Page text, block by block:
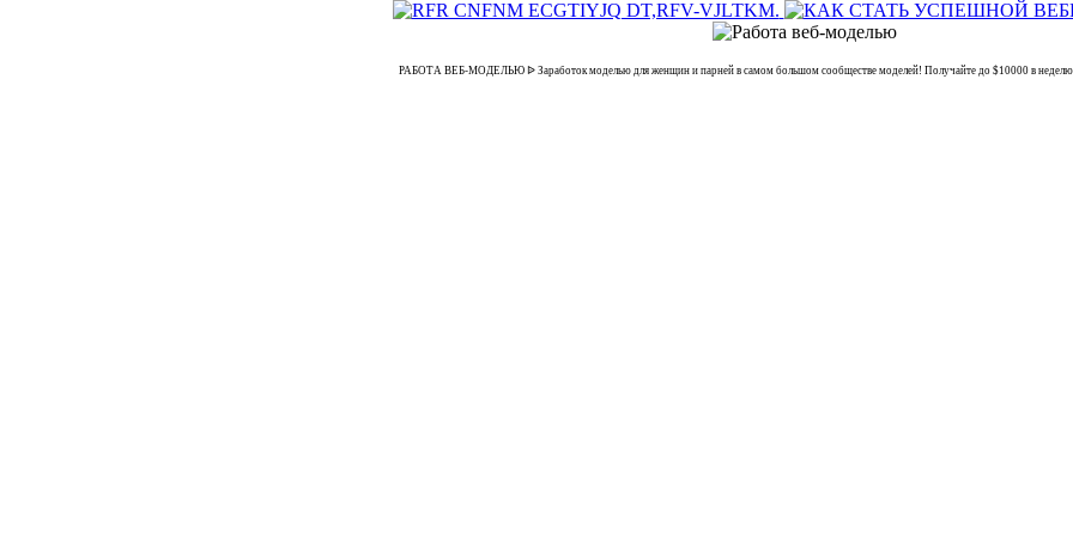
РАБОТА ВЕБ-МОДЕЛЬЮ ᐉ Заработок моделью для женщин и парней в самом большом сообществе моделей! Получайте до $10000 в неделю